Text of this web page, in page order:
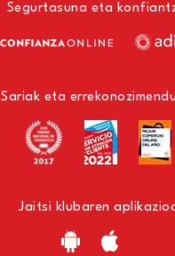
Segurtasuna eta
Sariak eta
Jaitsi klubaren